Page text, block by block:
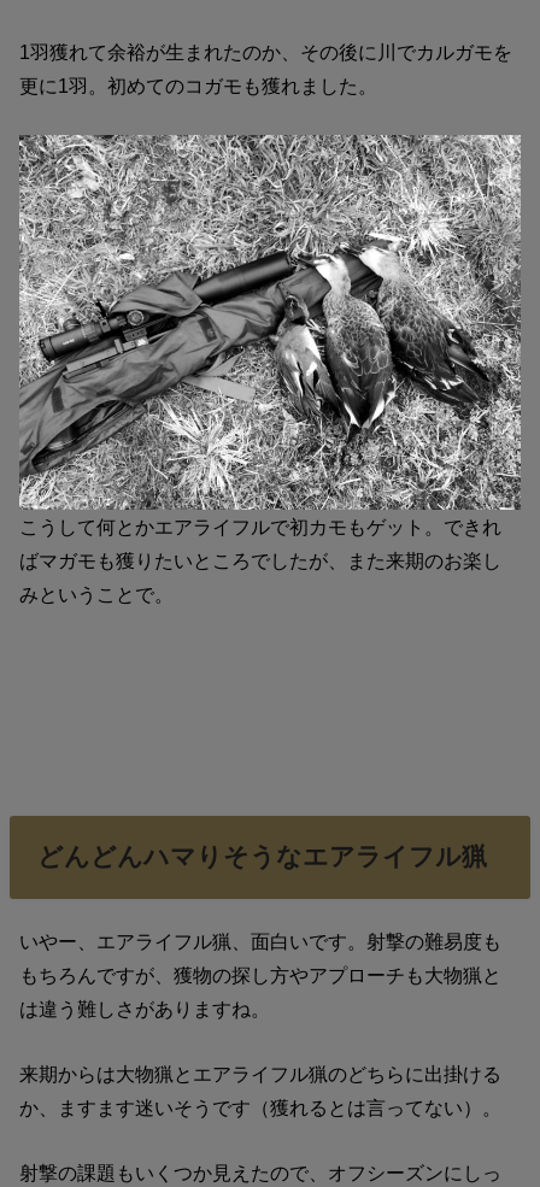
1羽獲れて余裕が生まれたのか、その後に川でカルガモを
更に1羽。初めてのコガモも獲れました。
こうして何とかエアライフルで初カモもゲット。できれ
ばマガモも獲りたいところでしたが、また来期のお楽し
みということで。
どんどんハマりそうなエアライフル猟
いやー、エアライフル猟、面白いです。射撃の難易度も
もちろんですが、獲物の探し方やアプローチも大物猟と
は違う難しさがありますね。
来期からは大物猟とエアライフル猟のどちらに出掛ける
か、ますます迷いそうです（獲れるとは言ってない）。
射撃の課題もいくつか見えたので、オフシーズンにしっ